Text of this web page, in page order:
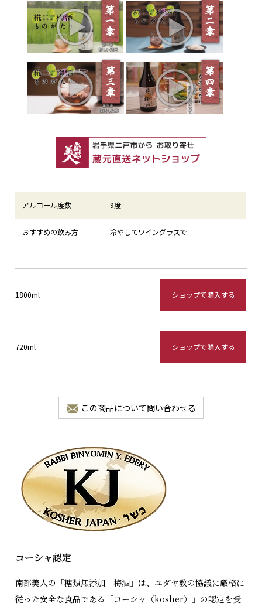
アルコール度数 9度
おすすめの飲み方 冷やしてワイングラスで
1800ml ショップで購入する
720ml ショップで購入する
この商品について問い合わせる
コーシャ認定
南部美人の「糖類無添加 梅酒」は、ユダヤ教の協議に厳格に
従った安全な食品である「コーシャ（kosher）」の認定を受